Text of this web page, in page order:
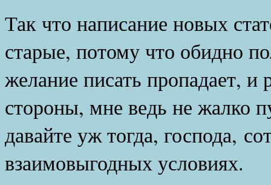
Так что написание новых
старые, потому что обидно
желание писать пропадает,
стороны, мне ведь не жалко
давайте уж тогда, господа,
взаимовыгодных условиях.